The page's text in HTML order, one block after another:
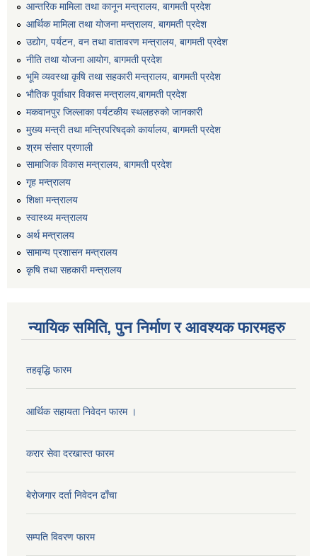
आन्तरिक मामिला तथा कानून मन्त्रालय, बागमती प्रदेश
आर्थिक मामिला तथा योजना मन्त्रालय, बागमती प्रदेश
उद्योग, पर्यटन, वन तथा वातावरण मन्त्रालय, बागमती प्रदेश
नीति तथा योजना आयोग, बागमती प्रदेश
भूमि व्यवस्था कृषि तथा सहकारी मन्त्रालय, बागमती प्रदेश
भौतिक पूर्वाधार विकास मन्त्रालय,बागमती प्रदेश
मकवानपुर जिल्लाका पर्यटकीय स्थलहरुको जानकारी
मुख्य मन्त्री तथा मन्त्रिपरिषद्को कार्यालय, बागमती प्रदेश
श्रम संसार प्रणाली
सामाजिक विकास मन्त्रालय, बागमती प्रदेश
गृह मन्त्रालय
शिक्षा मन्त्रालय
स्वास्थ्य मन्त्रालय
अर्थ मन्त्रालय
सामान्य प्रशासन मन्त्रालय
कृषि तथा सहकारी मन्त्रालय
न्यायिक समिति, पुन निर्माण र आवश्यक फारमहरु
तहवृद्धि फारम
आर्थिक सहायता निवेदन फारम ।
करार सेवा दरखास्त फारम
बेरोजगार दर्ता निवेदन ढाँचा
सम्पति विवरण फारम